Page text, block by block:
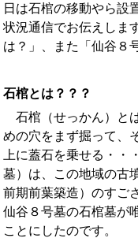
日は石棺の移動やら設
状況通信でお伝えしま
は？」、また「仙谷８
石棺とは？？？
石棺（せっかん）と
めの穴をまず掘って、
上に蓋石を乗せる・
墓）は、この地域の古
前期前葉築造）のすご
仙谷８号墓の石棺墓が
ことにしたのです。